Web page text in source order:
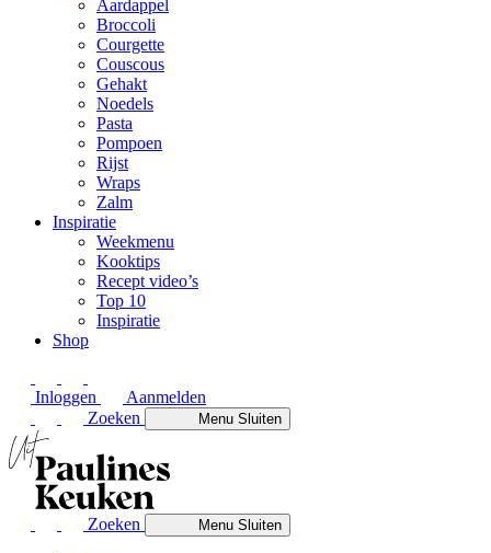
Aardappel
Broccoli
Courgette
Couscous
Gehakt
Noedels
Pasta
Pompoen
Rijst
Wraps
Zalm
Inspiratie
Weekmenu
Kooktips
Recept video’s
Top 10
Inspiratie
Shop
Inloggen
Aanmelden
Zoeken
MenuSluiten
Zoeken MenuSluiten